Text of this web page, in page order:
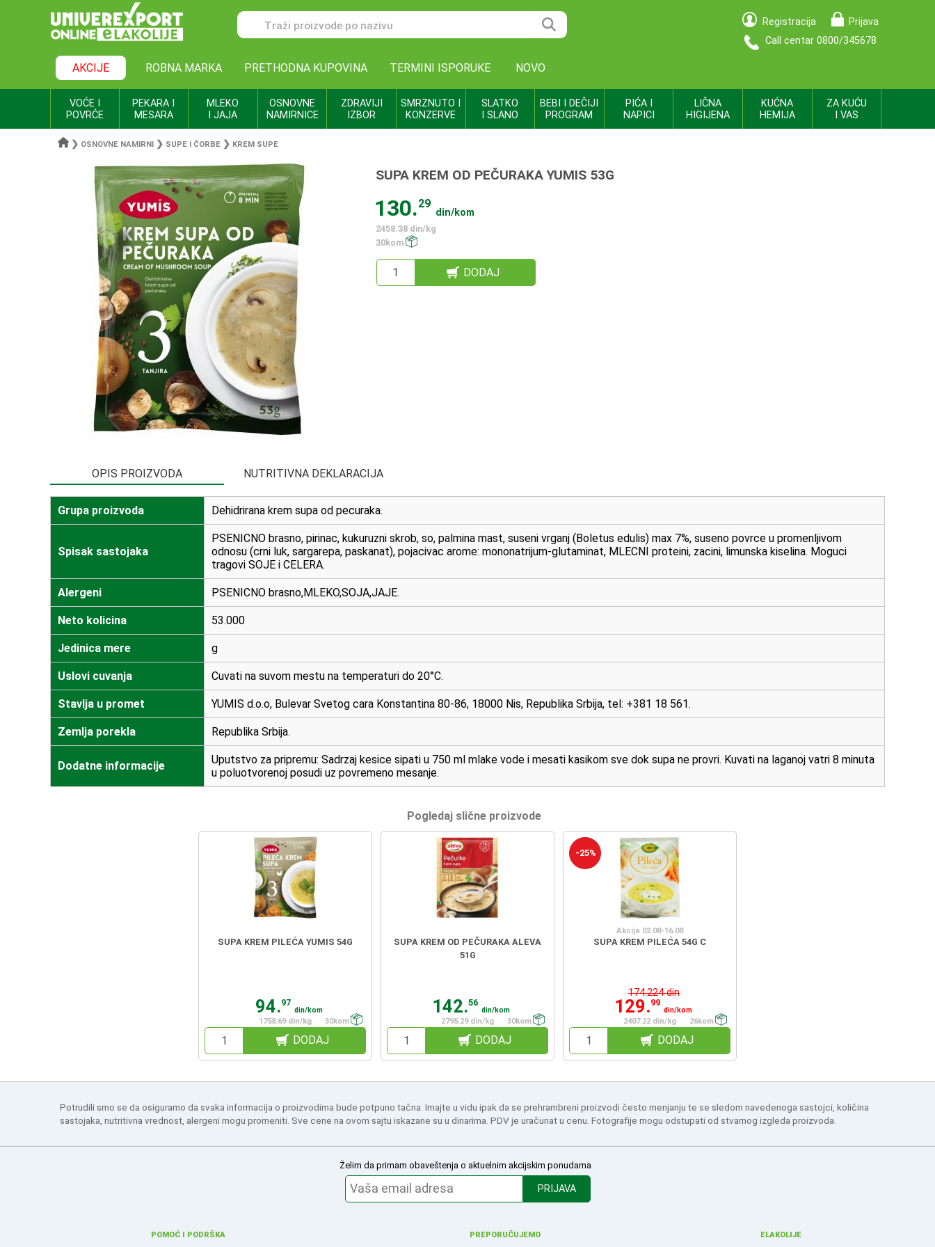
Registracija
Prijava
Call centar 0800/345678
AKCIJE ROBNA MARKA PRETHODNA KUPOVINA TERMINI ISPORUKE NOVO
VOĆE I
POVRĆE
PEKARA I
MESARA
MLEKO
I JAJA
OSNOVNE
NAMIRNICE
ZDRAVIJI
IZBOR
SMRZNUTO I
KONZERVE
SLATKO
I SLANO
BEBI I DEČIJI
PROGRAM
PIĆA I
NAPICI
LIČNA
HIGIJENA
KUĆNA
HEMIJA
ZA KUĆU
I VAS
❯ OSNOVNE NAMIRNI ❯ SUPE I ČORBE ❯ KREM SUPE
SUPA KREM OD PEČURAKA YUMIS 53G
130.29
din/kom
2458.38 din/kg
30kom
DODAJ
OPIS PROIZVODA NUTRITIVNA DEKLARACIJA
Grupa proizvoda Dehidrirana krem supa od pecuraka.
Spisak sastojaka
PSENICNO brasno, pirinac, kukuruzni skrob, so, palmina mast, suseni vrganj (Boletus edulis) max 7%, suseno povrce u promenljivom
odnosu (crni luk, sargarepa, paskanat), pojacivac arome: mononatrijum-glutaminat, MLECNI proteini, zacini, limunska kiselina. Moguci
tragovi SOJE i CELERA.
Alergeni PSENICNO brasno,MLEKO,SOJA,JAJE.
Neto kolicina 53.000
Jedinica mere g
Uslovi cuvanja Cuvati na suvom mestu na temperaturi do 20°C.
Stavlja u promet YUMIS d.o.o, Bulevar Svetog cara Konstantina 80-86, 18000 Nis, Republika Srbija, tel: +381 18 561.
Zemlja porekla Republika Srbija.
Dodatne informacije
Uputstvo za pripremu: Sadrzaj kesice sipati u 750 ml mlake vode i mesati kasikom sve dok supa ne provri. Kuvati na laganoj vatri 8 minuta
u poluotvorenoj posudi uz povremeno mesanje.
Pogledaj slične proizvode
SUPA KREM PILEĆA YUMIS 54G
94.97
din/kom
1758.69 din/kg
30kom
DODAJ
SUPA KREM OD PEČURAKA ALEVA
51G
142.56
din/kom
2795.29 din/kg
30kom
DODAJ
-25%
Akcija 02.08-16.08
SUPA KREM PILEĆA 54G C
174.224 din
129.99
din/kom
2407.22 din/kg
26kom
DODAJ
Potrudili smo se da osiguramo da svaka informacija o proizvodima bude potpuno tačna. Imajte u vidu ipak da se prehrambreni proizvodi često menjanju te se sledom navedenoga sastojci, količina
sastojaka, nutritivna vrednost, alergeni mogu promeniti. Sve cene na ovom sajtu iskazane su u dinarima. PDV je uračunat u cenu. Fotografije mogu odstupati od stvarnog izgleda proizvoda.
Želim da primam obaveštenja o aktuelnim akcijskim ponudama
PRIJAVA
POMOĆ I PODRŠKA PREPORUČUJEMO ELAKOLIJE